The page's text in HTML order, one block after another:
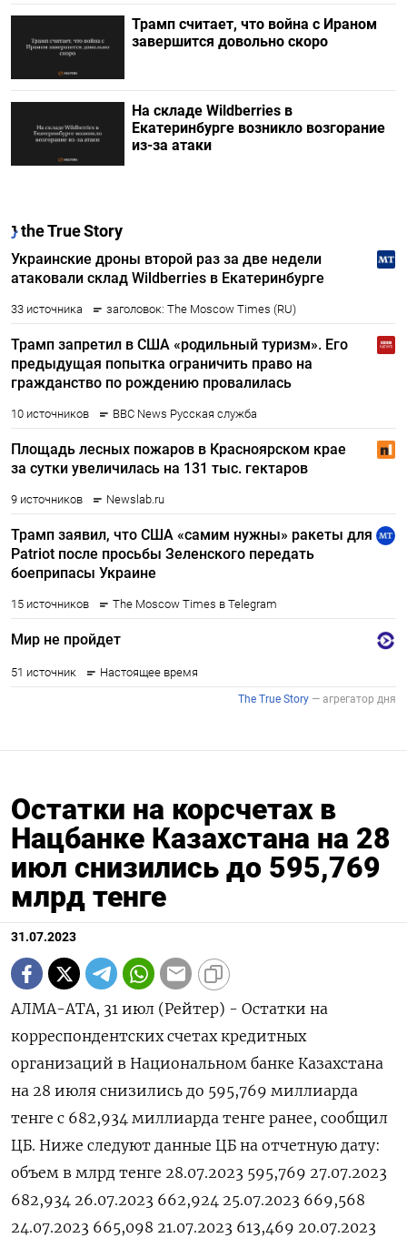
Трамп считает, что война с Ираном
завершится довольно скоро
На складе Wildberries в
Екатеринбурге возникло возгорание
из-за атаки
Остатки на корсчетах в
Нацбанке Казахстана на 28
июл снизились до 595,769
млрд тенге
31.07.2023
АЛМА-АТА, 31 июл (Рейтер) - Остатки на
корреспондентских счетах кредитных
организаций в Национальном банке Казахстана
на 28 июля снизились до 595,769 миллиарда
тенге с 682,934 миллиарда тенге ранее, сообщил
ЦБ. Ниже следуют данные ЦБ на отчетную дату:
объем в млрд тенге 28.07.2023 595,769 27.07.2023
682,934 26.07.2023 662,924 25.07.2023 669,568
24.07.2023 665,098 21.07.2023 613,469 20.07.2023